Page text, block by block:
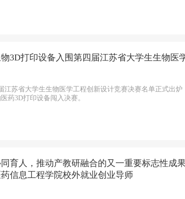
3D打印设备入围第四届江苏省大学生生物医
江苏省大学生生物医学工程创新设计竞赛决赛名单正式出
药3D打印设备闯入决赛。
育人，推动产教研融合的又一重要标志性成
信息工程学院校外就业创业导师